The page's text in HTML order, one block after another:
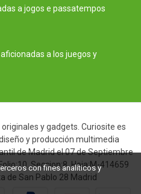
a jogos e passatempos
a los juegos y
y gadgets. Curiosite es
y producción multimedia
de Madrid el 07 de Septiembre
Seccion:8. Hoja:M-414659
de San Pablo 28 Madrid
con fines analíticos y